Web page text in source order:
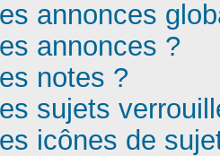
annonces
annonces ?
notes ?
sujets
icônes de